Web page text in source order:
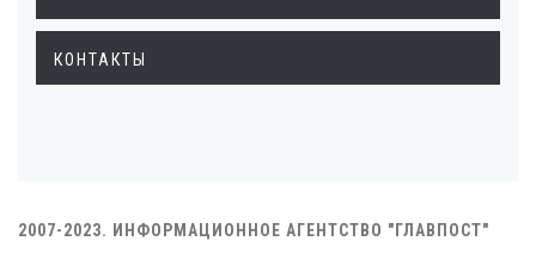
КОНТАКТЫ
2007-2023. ИНФОРМАЦИОННОЕ АГЕНТСТВО "ГЛАВПОСТ"